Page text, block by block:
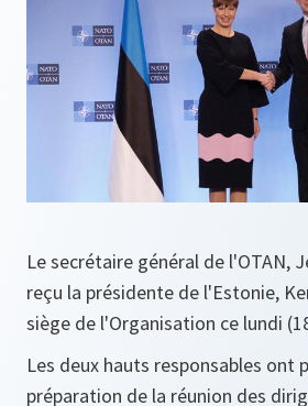
Le secrétaire général de l'OTAN,
reçu la présidente de l'Estonie,
siège de l'Organisation ce lundi
Les deux hauts responsables ont
préparation de la réunion des